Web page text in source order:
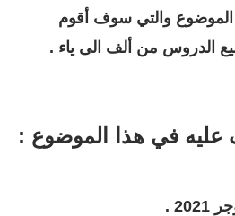
والتي سوف أقوم
الدروس من ألف الى ياء .
في هذا الموضوع :
.